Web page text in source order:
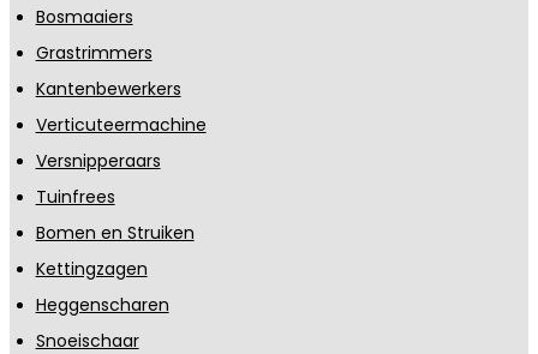
Bosmaaiers
Grastrimmers
Kantenbewerkers
Verticuteermachine
Versnipperaars
Tuinfrees
Bomen en Struiken
Kettingzagen
Heggenscharen
Snoeischaar